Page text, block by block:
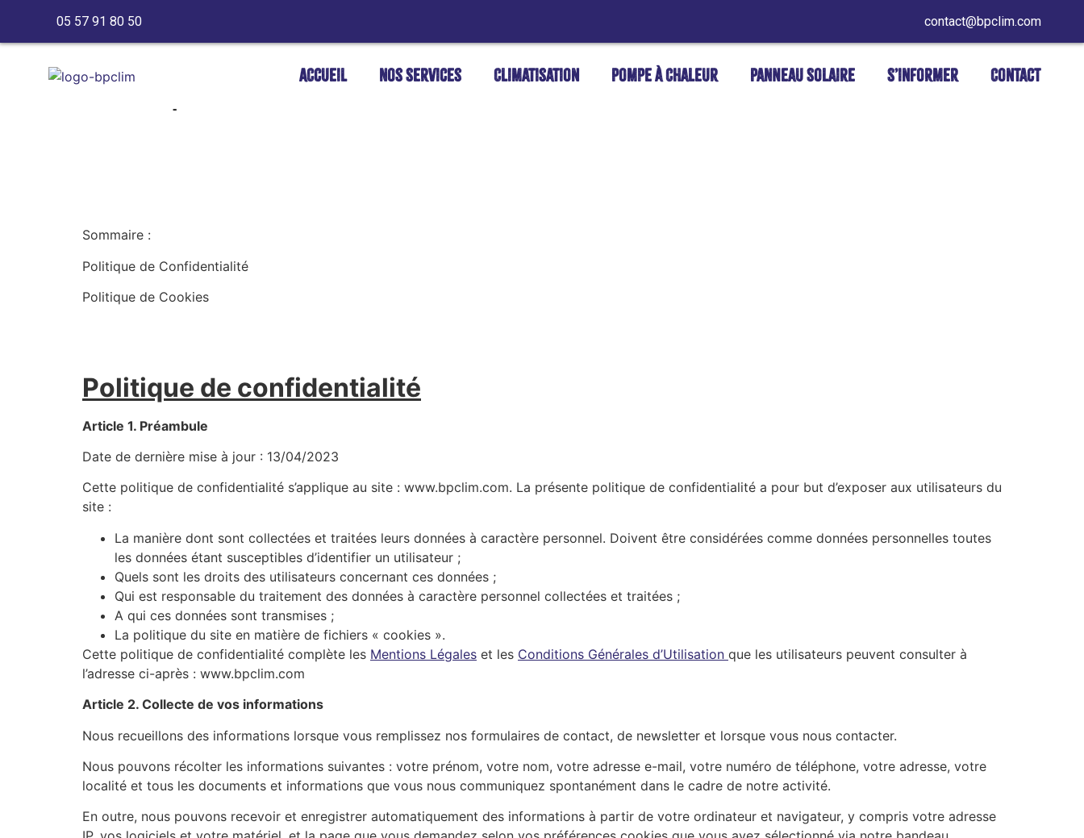
05 57 91 80 50 contact@bpclim.com
Accueil Nos Services Climatisation Pompe à Chaleur Panneau Solaire S’informer Contact
Politique de confidentialité
Sommaire :
Politique de Confidentialité
Politique de Cookies
Politique de confidentialité
Article 1. Préambule​
‍Date de dernière mise à jour : 13/04/2023
Cette politique de confidentialité s’applique au site : www.bpclim.com. La présente politique de confidentialité a pour but d’exposer aux utilisateurs du
site :
La manière dont sont collectées et traitées leurs données à caractère personnel. Doivent être considérées comme données personnelles toutes
les données étant susceptibles d’identifier un utilisateur ;
Quels sont les droits des utilisateurs concernant ces données ;
Qui est responsable du traitement des données à caractère personnel collectées et traitées ;
A qui ces données sont transmises ;
La politique du site en matière de fichiers « cookies ».
Cette politique de confidentialité complète les Mentions Légales et les Conditions Générales d’Utilisation que les utilisateurs peuvent consulter à
l’adresse ci-après : www.bpclim.com
Article 2. Collecte de vos informations​
Nous recueillons des informations lorsque vous remplissez nos formulaires de contact, de newsletter et lorsque vous nous contacter.
Nous pouvons récolter les informations suivantes : votre prénom, votre nom, votre adresse e-mail, votre numéro de téléphone, votre adresse, votre
localité et tous les documents et informations que vous nous communiquez spontanément dans le cadre de notre activité.
En outre, nous pouvons recevoir et enregistrer automatiquement des informations à partir de votre ordinateur et navigateur, y compris votre adresse